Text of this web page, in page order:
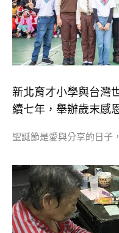
新北育才小學與台灣
續七年，舉辦歲末感
聖誕節是愛與分享的日子